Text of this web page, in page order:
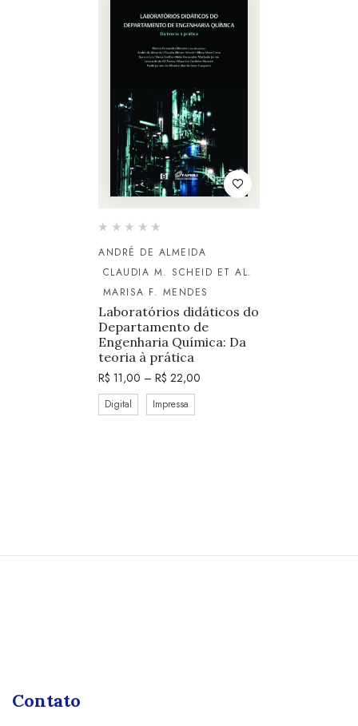
ANDRÉ DE ALMEIDA
CLAUDIA M. SCHEID ET AL.
MARISA F. MENDES
Laboratórios didáticos do
Departamento de
Engenharia Química: Da
teoria à prática
R$ 11,00 – R$ 22,00
Digital Impressa
Contato